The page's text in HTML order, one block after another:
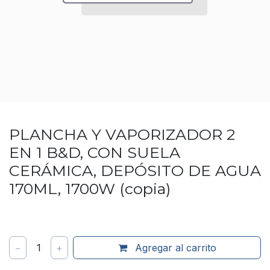
PLANCHA Y VAPORIZADOR 2
EN 1 B&D, CON SUELA
CERÁMICA, DEPÓSITO DE AGUA
170ML, 1700W (copia)
− 1 + Agregar al carrito